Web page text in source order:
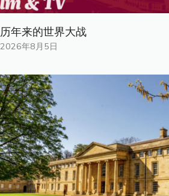
历年来的世界大战
2026年8月5日